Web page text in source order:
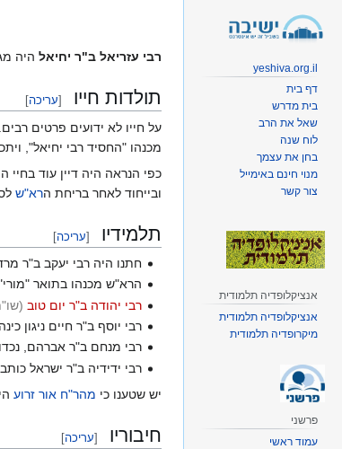
רבי עזריאל ב"ר יחיאל היה
תולדות חייו [עריכה]
על חייו לא ידועים פרטים
מכנהו "החסיד רבי יחיאל",
כפי הנראה היה דיין עוד בחיי
ובייחוד לאחר בריחת הרא"ש
תלמידיו [עריכה]
חתנו היה רבי יעקב ב"ר
הרא"ש מכנהו בתואר
רבי יהודה ב"ר יום טוב
רבי יוסף ב"ר חיים ניגון
רבי מנחם ב"ר אברהם,
רבי ידידיה ב"ר ישראל
יש שטענו כי מהר"ח אור זרוע
חיבוריו [עריכה]
yeshiva.org.il
דף בית
בית מדרש
שאל את הרב
לוח שנה
בחן את עצמך
מנוי חינם באימייל
צור קשר
אנציקלופדיה תלמודית
אנציקלופדיה תלמודית
מיקרופדיה תלמודית
פרשני
עמוד ראשי